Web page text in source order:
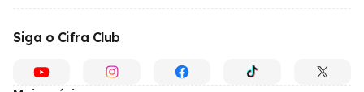
Siga o Cifra Club